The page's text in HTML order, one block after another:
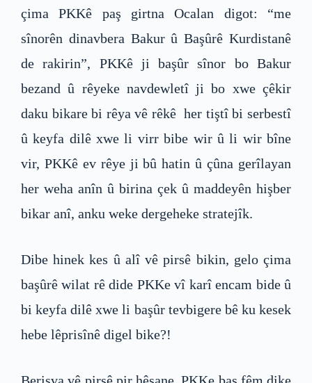
çima PKKê paş girtna Ocalan digot: “me
sînorên dinavbera Bakur û Başûrê Kurdistanê
de rakirin”, PKKê ji başûr sînor bo Bakur
bezand û rêyeke navdewletî ji bo xwe çêkir
daku bikare bi rêya vê rêkê her tiştî bi serbestî
û keyfa dilê xwe li virr bibe wir û li wir bîne
vir, PKKê ev rêye ji bû hatin û çûna gerîlayan
her weha anîn û birina çek û maddeyên hişber
bikar anî, anku weke dergeheke stratejîk.
Dibe hinek kes û alî vê pirsê bikin, gelo çima
başûrê wilat rê dide PKKe vî karî encam bide û
bi keyfa dilê xwe li başûr tevbigere bê ku kesek
hebe lêprisînê digel bike?!